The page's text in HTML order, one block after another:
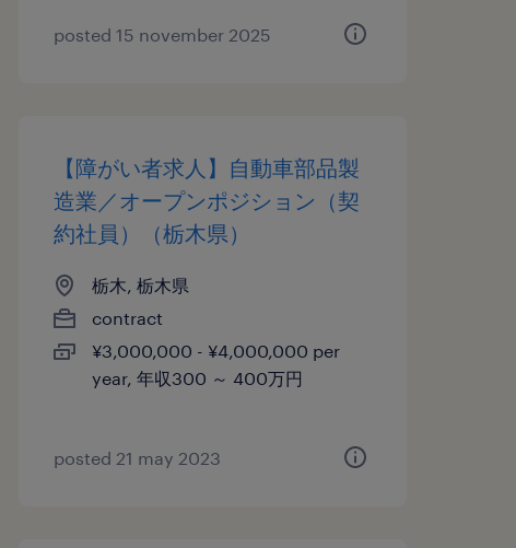
posted 15 november 2025
【障がい者求人】自動車部品製
造業／オープンポジション（契
約社員）（栃木県）
栃木, 栃木県
contract
¥3,000,000 - ¥4,000,000 per
year, 年収300 ～ 400万円
posted 21 may 2023